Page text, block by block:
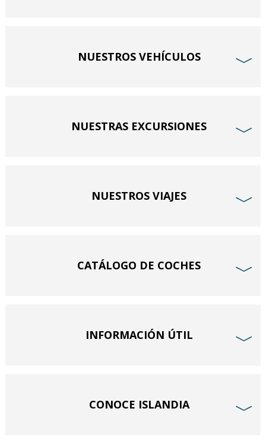
NUESTROS VEHÍCULOS ﹀
NUESTRAS EXCURSIONES ﹀
NUESTROS VIAJES ﹀
CATÁLOGO DE COCHES ﹀
INFORMACIÓN ÚTIL ﹀
CONOCE ISLANDIA ﹀